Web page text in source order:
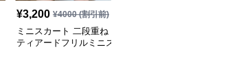
¥3,200 ¥4000(割引前)
ミニスカート 二段重ね
ティアードフリルミニス